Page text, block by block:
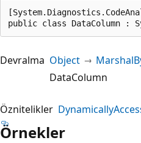
public class DataColumn :
Devralma Object
DataColumn
Öznitelikler
Örnekler